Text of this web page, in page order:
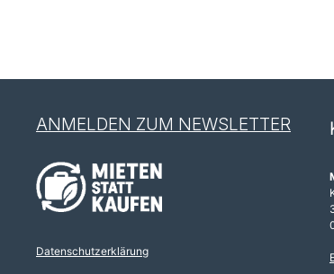
ANMELDEN ZUM NEWSLETTER
Datenschutzerklärung